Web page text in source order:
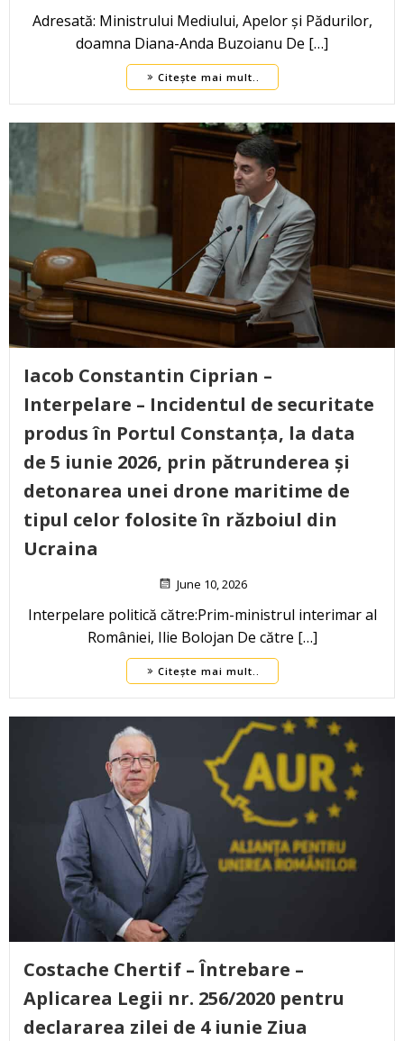
Adresată: Ministrului Mediului, Apelor și Pădurilor,
doamna Diana-Anda Buzoianu De […]
Citește mai mult..
Iacob Constantin Ciprian –
Interpelare – Incidentul de securitate
produs în Portul Constanța, la data
de 5 iunie 2026, prin pătrunderea și
detonarea unei drone maritime de
tipul celor folosite în războiul din
Ucraina
June 10, 2026
Interpelare politică către:Prim-ministrul interimar al
României, Ilie Bolojan De către […]
Citește mai mult..
Costache Chertif – Întrebare –
Aplicarea Legii nr. 256/2020 pentru
declararea zilei de 4 iunie Ziua